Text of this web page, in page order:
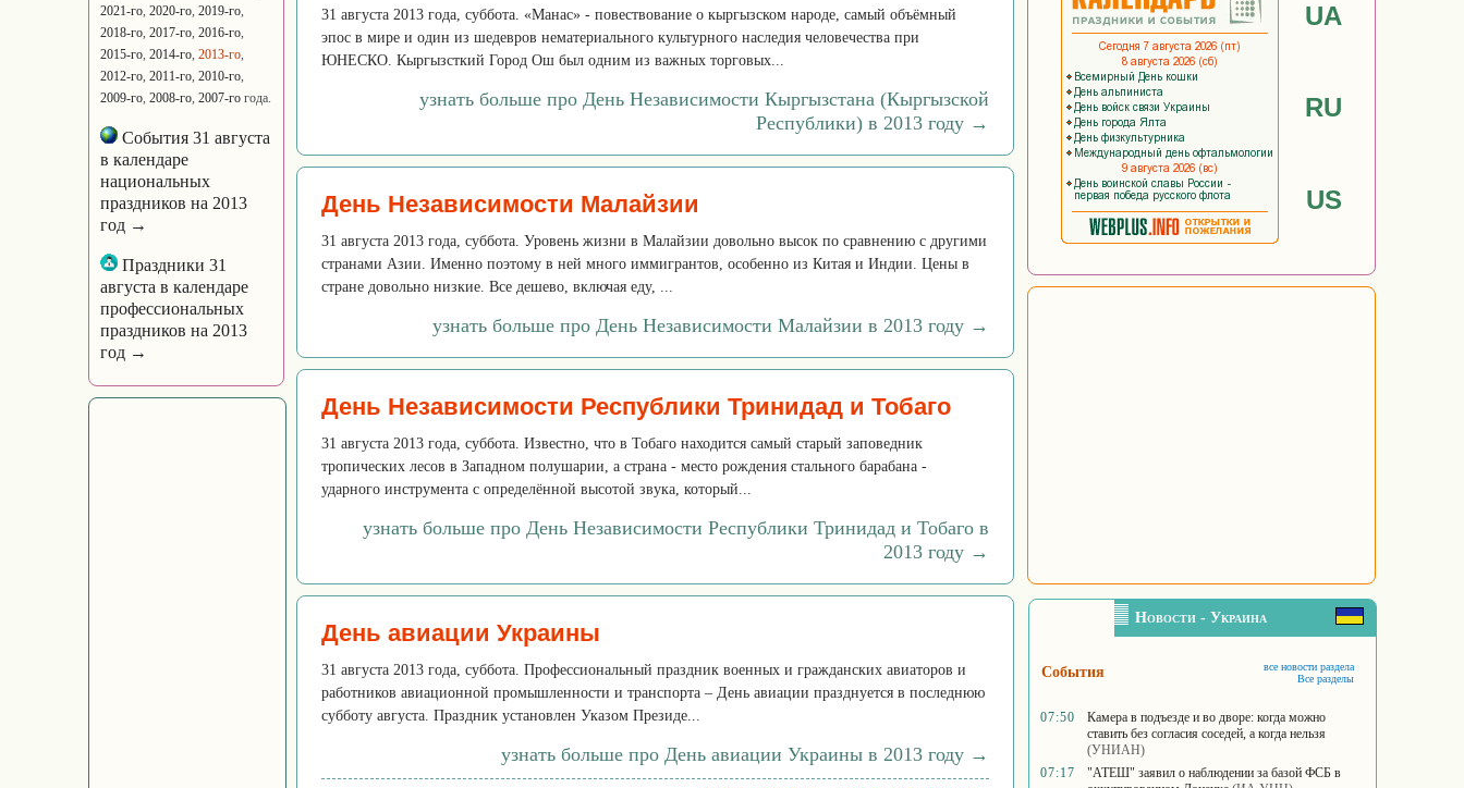
2021-го, 2020-го, 2019-го,
2018-го, 2017-го, 2016-го,
2015-го, 2014-го, 2013-го,
2012-го, 2011-го, 2010-го,
2009-го, 2008-го, 2007-го года.
События 31 августа
в календаре
национальных
праздников на 2013
год →
Праздники 31
августа в календаре
профессиональных
праздников на 2013
год →
31 августа 2013 года, суббота. «Манас» - повествование о кыргызском народе, самый объёмный
эпос в мире и один из шедевров нематериального культурного наследия человечества при
ЮНЕСКО. Кыргызсткий Город Ош был одним из важных торговых...
узнать больше про День Независимости Кыргызстана (Кыргызской
Республики) в 2013 году →
День Независимости Малайзии
31 августа 2013 года, суббота. Уровень жизни в Малайзии довольно высок по сравнению с другими
странами Азии. Именно поэтому в ней много иммигрантов, особенно из Китая и Индии. Цены в
стране довольно низкие. Все дешево, включая еду, ...
узнать больше про День Независимости Малайзии в 2013 году →
День Независимости Республики Тринидад и Тобаго
31 августа 2013 года, суббота. Известно, что в Тобаго находится самый старый заповедник
тропических лесов в Западном полушарии, а страна - место рождения стального барабана -
ударного инструмента с определённой высотой звука, который...
узнать больше про День Независимости Республики Тринидад и Тобаго в
2013 году →
День авиации Украины
31 августа 2013 года, суббота. Профессиональный праздник военных и гражданских авиаторов и
работников авиационной промышленности и транспорта – День авиации празднуется в последнюю
субботу августа. Праздник установлен Указом Президе...
узнать больше про День авиации Украины в 2013 году →
UA
RU
US
Новости - Украина
События
все новости раздела
Все разделы
07:50
Камера в подъезде и во дворе: когда можно
ставить без согласия соседей, а когда нельзя
(УНИАН)
07:17
"АТЕШ" заявил о наблюдении за базой ФСБ в